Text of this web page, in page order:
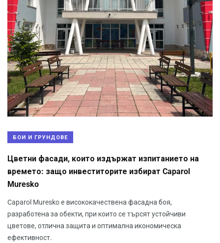
БОИ И ГРУНДОВЕ
Цветни фасади, които издържат изпитанието на
времето: защо инвеститорите избират Caparol
Muresko
Caparol Muresko е висококачествена фасадна боя,
разработена за обекти, при които се търсят устойчиви
цветове, отлична защита и оптимална икономическа
ефективност.